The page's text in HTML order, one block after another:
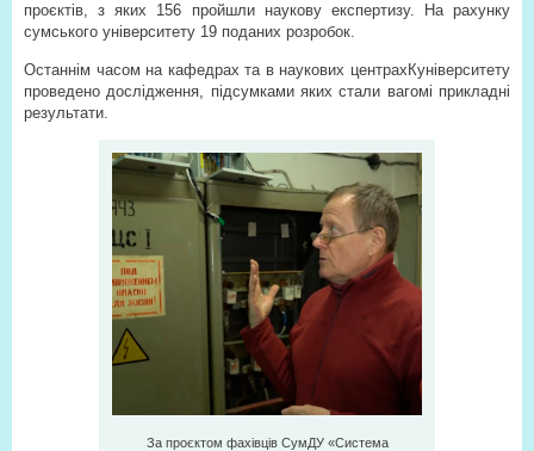
проєктів, з яких 156 пройшли наукову експертизу. На рахунку
сумського університету 19 поданих розробок.
Останнім часом на кафедрах та в наукових центрахКуніверситету
проведено дослідження, підсумками яких стали вагомі прикладні
результати.
За проєктом фахівців СумДУ «Система